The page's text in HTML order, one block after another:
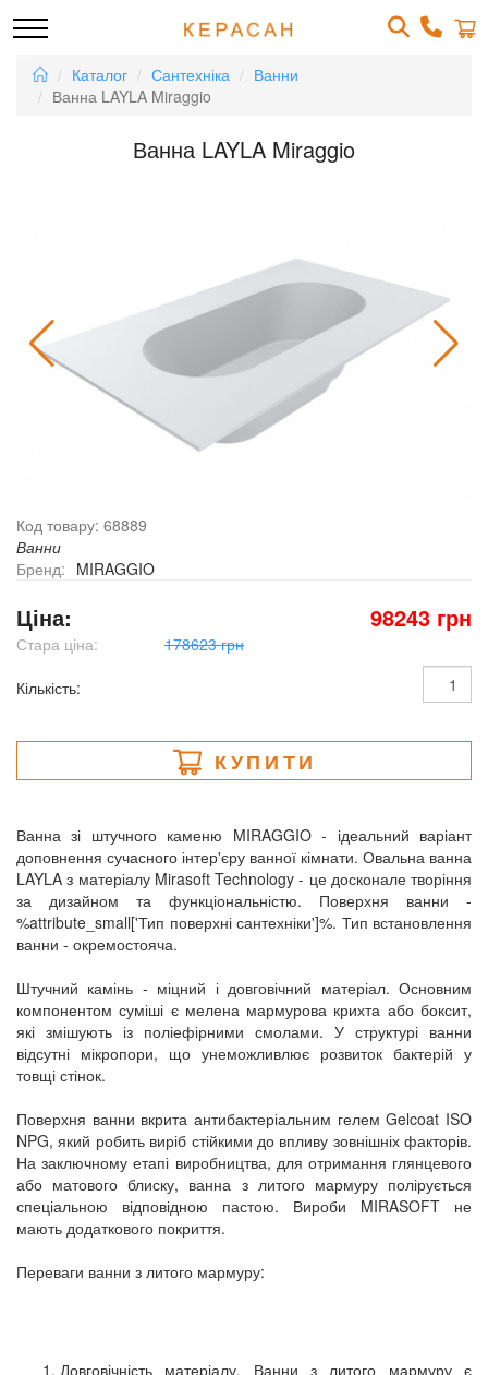
Каталог Сантехніка
Ванни
Ванна LAYLA Miraggio
Ванна LAYLA Miraggio
Код товару: 68889
Ванни
Бренд: MIRAGGIO
Ціна: 98243 грн
Стара ціна:
178623 грн
Кількість:
КУПИТИ
Ванна зі штучного каменю MIRAGGIO - ідеальний варіант
доповнення сучасного інтер'єру ванної кімнати. Овальна ванна
LAYLA з матеріалу Mirasoft Technology - це досконале творіння
за дизайном та функціональністю. Поверхня ванни -
%attribute_small['Тип поверхні сантехніки']%. Тип встановлення
ванни - окремостояча.
Штучний камінь - міцний і довговічний матеріал. Основним
компонентом суміші є мелена мармурова крихта або боксит,
які змішують із поліефірними смолами. У структурі ванни
відсутні мікропори, що унеможливлює розвиток бактерій у
товщі стінок.
Поверхня ванни вкрита антибактеріальним гелем Gelcoat ISO
NPG, який робить виріб стійкими до впливу зовнішніх факторів.
На заключному етапі виробництва, для отримання глянцевого
або матового блиску, ванна з литого мармуру полірується
спеціальною відповідною пастою. Вироби MIRASOFT не
мають додаткового покриття.
Переваги ванни з литого мармуру:
Довговічність матеріалу. Ванни з литого мармуру є